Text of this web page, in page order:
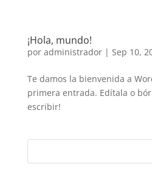
¡Hola, mundo!
por administrador| Sep 10,
Te damos la bienvenida a
primera entrada. Edítala o
escribir!